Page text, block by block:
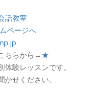
話教室
ページへ
ちらから→ ★
験レッスンです。
せください。